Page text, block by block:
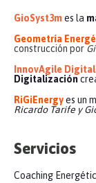
GioSyst3mes la
Geometría
construcción por
InnovAgile Digital
Digitalización
RiGiEnergyes un
Ricardo Tarife y
Servicios
Coaching